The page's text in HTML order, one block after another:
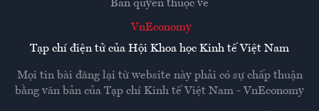
Bản quyền thuộc về
VnEconomy
Tạp chí điện tử của Hội Khoa học Kinh tế Việt Nam
Mọi tin bài đăng lại từ website này phải có sự chấp thuận
bằng văn bản của Tạp chí Kinh tế Việt Nam - VnEconomy